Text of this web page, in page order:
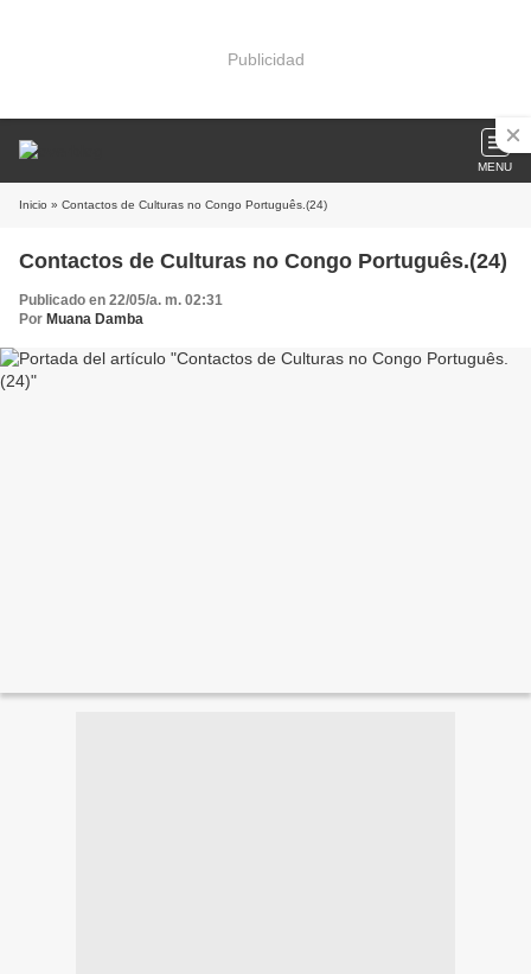
Publicidad
MENU
Inicio » Contactos de Culturas no Congo Português.(24)
Contactos de Culturas no Congo Português.(24)
Publicado en 22/05/a. m. 02:31
Por Muana Damba